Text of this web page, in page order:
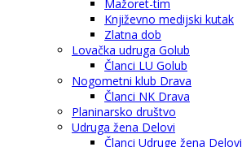
Mažoret-tim
Književno medijski kutak
Zlatna dob
Lovačka udruga Golub
Članci LU Golub
Nogometni klub Drava
Članci NK Drava
Planinarsko društvo
Udruga žena Delovi
Članci Udruge žena Delovi